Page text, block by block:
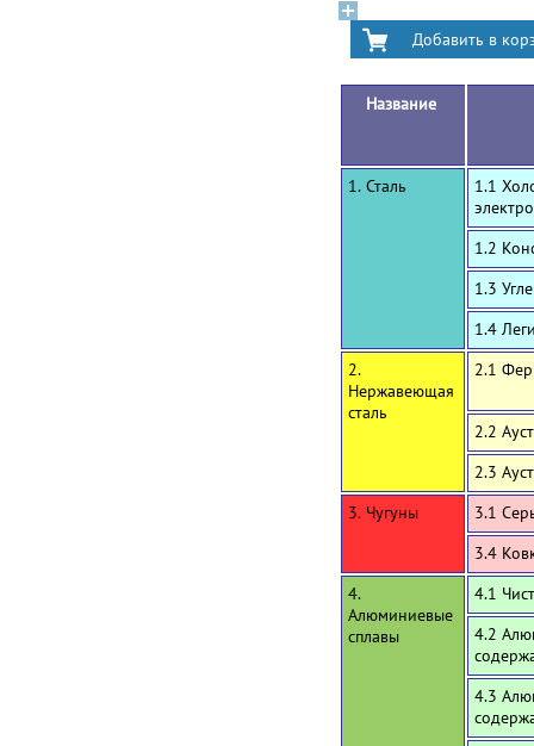
Название
1. Сталь
1.1
1.2
1.3
1.4
2.
Нержавеющая
сталь
2.1
2.2
2.3
3. Чугуны
3.1
3.4
4.
Алюминиевые
сплавы
4.1
4.2
4.3